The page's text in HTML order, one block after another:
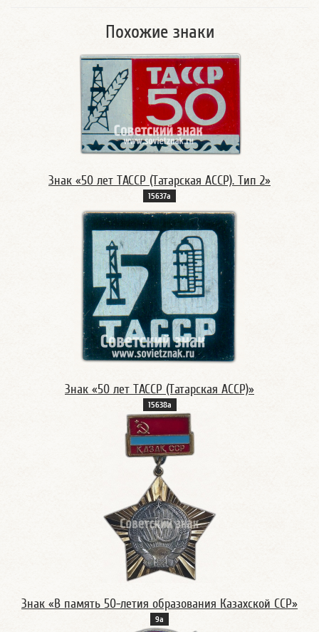
Похожие знаки
Знак «50 лет ТАССР (Татарская АССР). Тип 2»
15637а
Знак «50 лет ТАССР (Татарская АССР)»
15638а
Знак «В память 50-летия образования Казахской ССР»
9а